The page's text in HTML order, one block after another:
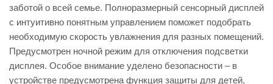
заботой о всей семье. Полноразмерный сенсорный дисплей
с интуитивно понятным управлением поможет подобрать
необходимую скорость увлажнения для разных помещений.
Предусмотрен ночной режим для отключения подсветки
дисплея. Особое внимание уделено безопасности – в
устройстве предусмотрена функция защиты для детей,